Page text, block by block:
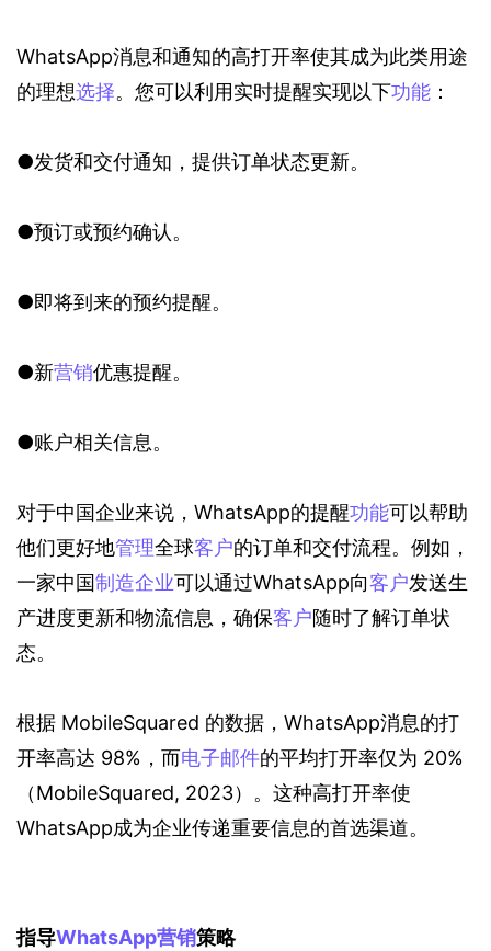
WhatsApp消息和通知的高打开率使其成为此类用途
的理想选择。您可以利用实时提醒实现以下功能 ：
●发货和交付通知，提供订单状态更新。
●预订或预约确认。
●即将到来的预约提醒。
●新营销优惠提醒。
●账户相关信息。
对于中国企业来说，WhatsApp的提醒功能可以帮助
他们更好地管理全球客户的订单和交付流程。例如，
一家中国制造企业可以通过WhatsApp向客户发送生
产进度更新和物流信息，确保客户随时了解订单状
态。
根据 MobileSquared 的数据，WhatsApp消息的打
开率高达 98%，而电子邮件的平均打开率仅为 20%
（MobileSquared, 2023）。这种高打开率使
WhatsApp成为企业传递重要信息的首选渠道。
指导WhatsApp营销策略